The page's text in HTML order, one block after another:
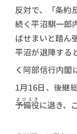
反対で、「条約
続く平沼騏一郎
ばせまいと踏ん
平沼が退陣する
く阿部信行内閣
1月16日、後継
予備役
よびえき に退き、